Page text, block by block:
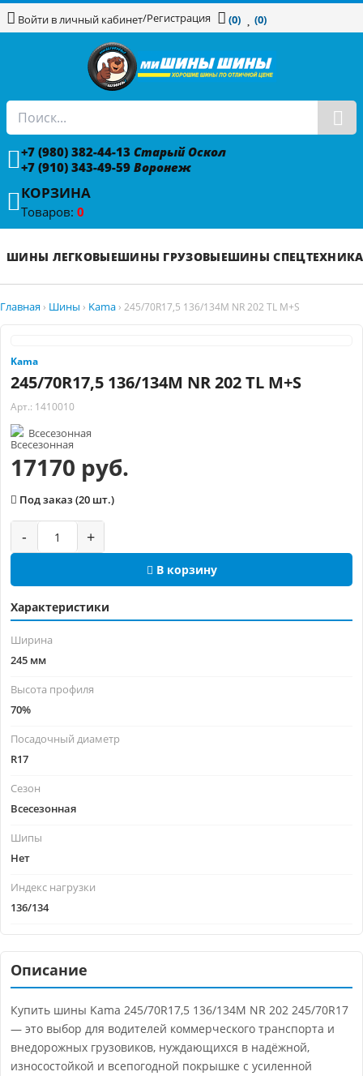
Войти в личный кабинет/Регистрация (0) (0)
+7 (980) 382-44-13 Старый Оскол
+7 (910) 343-49-59 Воронеж
КОРЗИНА
Товаров: 0
ШИНЫ ЛЕГКОВЫЕШИНЫ ГРУЗОВЫЕШИНЫ СПЕЦТЕХНИКА
Главная › Шины › Kama › 245/70R17,5 136/134M NR 202 TL M+S
Kama
245/70R17,5 136/134M NR 202 TL M+S
Арт.: 1410010
Всесезонная
17170 руб.
Под заказ (20 шт.)
- +
В корзину
Характеристики
Ширина
245 мм
Высота профиля
70%
Посадочный диаметр
R17
Сезон
Всесезонная
Шипы
Нет
Индекс нагрузки
136/134
Описание
Купить шины Kama 245/70R17,5 136/134M NR 202 245/70R17
— это выбор для водителей коммерческого транспорта и
внедорожных грузовиков, нуждающихся в надёжной,
износостойкой и всепогодной покрышке с усиленной